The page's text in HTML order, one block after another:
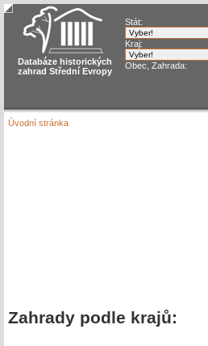
Databáze historických
zahrad Střední Evropy
Stát:
Kraj:
Obec, Zahrada:
Úvodní stránka
Zahrady podle krajů: